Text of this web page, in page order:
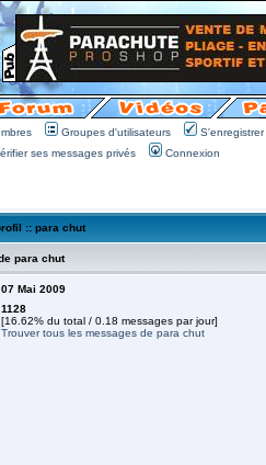
Groupes d'utilisateurs
S'enregistrer
ses messages privés Connexion
:: para chut
para chut
07 Mai 2009
1128
[16.62% du total / 0.18 messages par jour]
Trouver tous les messages de para chut